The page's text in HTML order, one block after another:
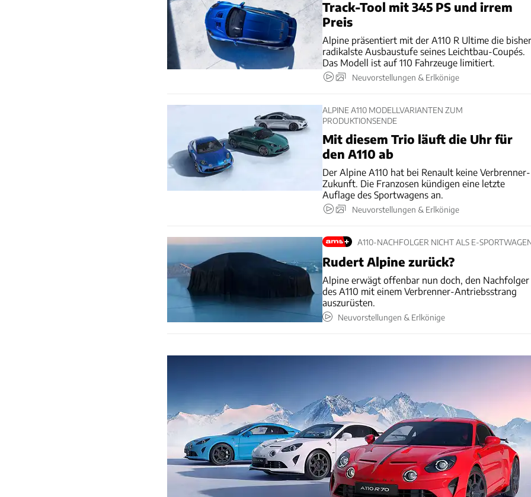
Track-Tool mit 345 PS und irrem
Preis
Alpine präsentiert mit der A110 R Ultime die bisher
radikalste Ausbaustufe seines Leichtbau-Coupés.
Das Modell ist auf 110 Fahrzeuge limitiert.
Neuvorstellungen & Erlkönige
ALPINE A110 MODELLVARIANTEN ZUM
PRODUKTIONSENDE
Mit diesem Trio läuft die Uhr für
den A110 ab
Der Alpine A110 hat bei Renault keine Verbrenner-
Zukunft. Die Franzosen kündigen eine letzte
Auflage des Sportwagens an.
Neuvorstellungen & Erlkönige
A110-NACHFOLGER NICHT ALS E-
Rudert Alpine zurück?
Alpine erwägt offenbar nun doch, den Nachfolger
des A110 mit einem Verbrenner-Antriebsstrang
auszurüsten.
Neuvorstellungen & Erlkönige